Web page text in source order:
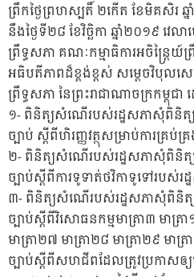
ព្រឹកថ្ងៃព្រហស្បតិ៍ ២កើត ខែមិគសិរ
នឹងថ្ងៃទី២៨ ខែវិច្ឆិកា ឆ្នាំ២០១៩ វេ
ព្រឹទ្ធសភា គណៈកម្មាធិការអចិន្ត្រៃយ៍
អធិបតីភាពដ៏ខ្ពង់ខ្ពស់ សម្តេចវិបុលស
ព្រឹទ្ធសភា នៃព្រះរាជាណាចក្រកម្ពុជា
១- ពិនិត្យសំណើរបស់រដ្ឋសភាសុំពិនិត្
ច្បាប់ ស្តីពីហិរញ្ញវត្ថុសម្រាប់ការគ្រប់គ្
២- ពិនិត្យសំណើរបស់រដ្ឋសភាសុំពិនិត្
ច្បាប់ស្តីពីការទូទាត់ថវិកាទូទៅរបស់រ
៣- ពិនិត្យសំណើរបស់រដ្ឋសភាសុំពិនិត្
ច្បាប់ស្តីពីវិសោធនកម្មមាត្រា៣ មាត្រ
មាត្រា២៧ មាត្រា២៨ មាត្រា២៩ មាត្
ច្បាប់ស្តីពីសហជីពដែលត្រូវប្រកាសឲ្